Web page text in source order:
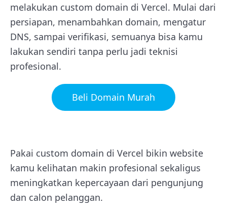
melakukan custom domain di Vercel. Mulai dari
persiapan, menambahkan domain, mengatur
DNS, sampai verifikasi, semuanya bisa kamu
lakukan sendiri tanpa perlu jadi teknisi
profesional.
Beli Domain Murah
Pakai custom domain di Vercel bikin website
kamu kelihatan makin profesional sekaligus
meningkatkan kepercayaan dari pengunjung
dan calon pelanggan.